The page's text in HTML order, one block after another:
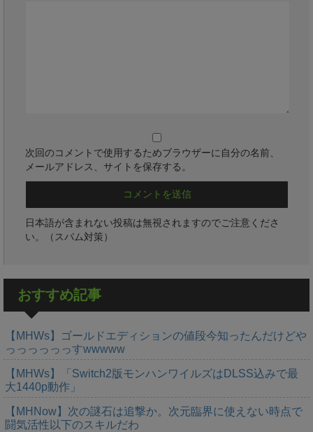
次回のコメントで使用するためブラウザーに自分の名前、
メールアドレス、サイトを保存する。
日本語が含まれない投稿は無視されますのでご注意くださ
い。（スパム対策）
おすすめ記事
【MHWs】ゴールドエディションの値段今知ったんだけどや
っっっっっっすwwwww
【MHWs】「Switch2版モンハンワイルズはDLSS込みで最
大1440p動作」
【MHNow】次の謎石は追撃か。次元臨界に使えない時点で
闘気活性以下のスキルだわ